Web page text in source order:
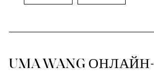
UMA WANG ОНЛАЙН-